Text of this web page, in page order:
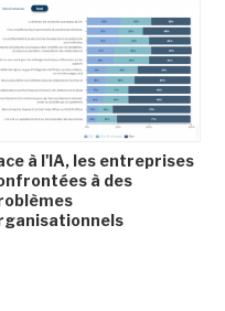
à l'IA, les entreprises
à des